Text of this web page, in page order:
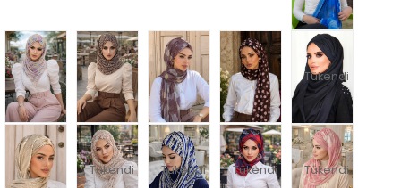
Tükendi
Tükendi Tükendi Tükendi Tükendi